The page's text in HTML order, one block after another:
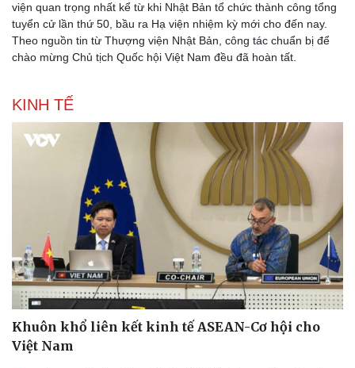
Thể thao
Bóng đá
Lịch thi đấu bóng đá
Thế giới thể thao
Ô tô - Xe máy
Ô tô
Xe máy
Tư vấn
viện quan trọng nhất kể từ khi Nhật Bản tổ chức thành công tổng
tuyển cử lần thứ 50, bầu ra Hạ viện nhiệm kỳ mới cho đến nay.
Theo nguồn tin từ Thượng viện Nhật Bản, công tác chuẩn bị để
chào mừng Chủ tịch Quốc hội Việt Nam đều đã hoàn tất.
KINH TẾ
Khuôn khổ liên kết kinh tế ASEAN-Cơ hội cho
Việt Nam